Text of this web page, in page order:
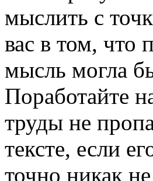
мыслить с
вас в том, что
мысль могла
Поработайте
труды не
тексте, если
точно никак